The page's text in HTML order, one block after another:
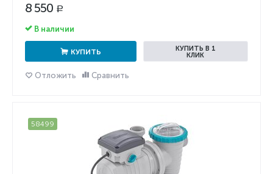
8 550 Р
В наличии
КУПИТЬ
КУПИТЬ В 1
КЛИК
Отложить Сравнить
58499